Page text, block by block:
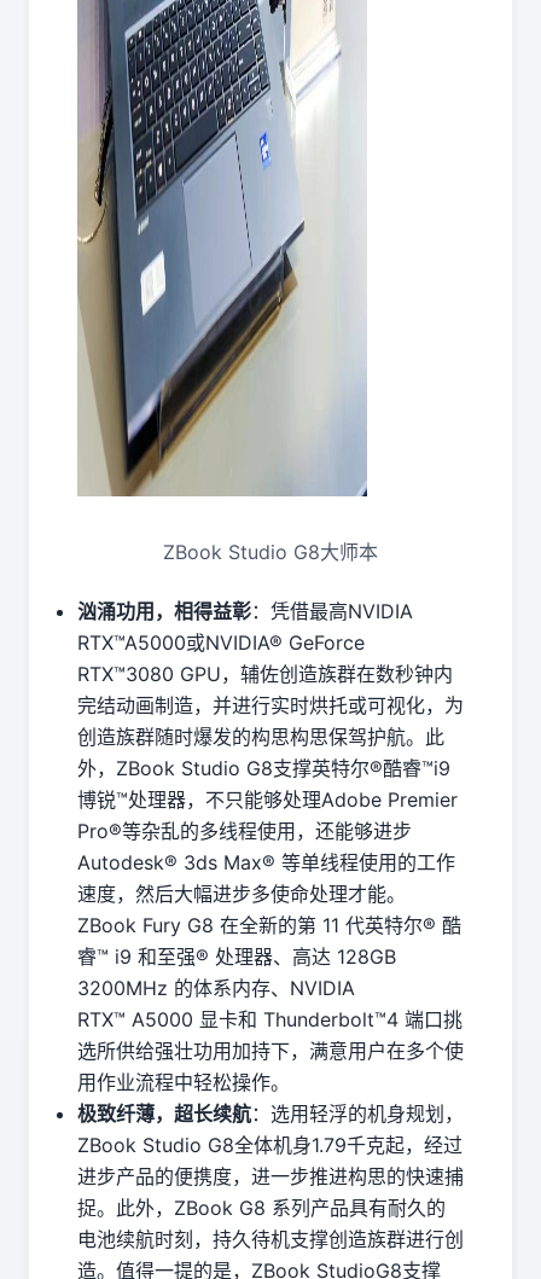
ZBook Studio G8大师本
汹涌功用，相得益彰：凭借最高NVIDIA
RTX™A5000或NVIDIA® GeForce
RTX™3080 GPU，辅佐创造族群在数秒钟内
完结动画制造，并进行实时烘托或可视化，为
创造族群随时爆发的构思构思保驾护航。此
外，ZBook Studio G8支撑英特尔®酷睿™i9
博锐™处理器，不只能够处理Adobe Premier
Pro®等杂乱的多线程使用，还能够进步
Autodesk® 3ds Max® 等单线程使用的工作
速度，然后大幅进步多使命处理才能。
ZBook Fury G8 在全新的第 11 代英特尔® 酷
睿™ i9 和至强® 处理器、高达 128GB
3200MHz 的体系内存、NVIDIA
RTX™ A5000 显卡和 Thunderbolt™4 端口挑
选所供给强壮功用加持下，满意用户在多个使
用作业流程中轻松操作。
极致纤薄，超长续航：选用轻浮的机身规划，
ZBook Studio G8全体机身1.79千克起，经过
进步产品的便携度，进一步推进构思的快速捕
捉。此外，ZBook G8 系列产品具有耐久的
电池续航时刻，持久待机支撑创造族群进行创
造。值得一提的是，ZBook StudioG8支撑